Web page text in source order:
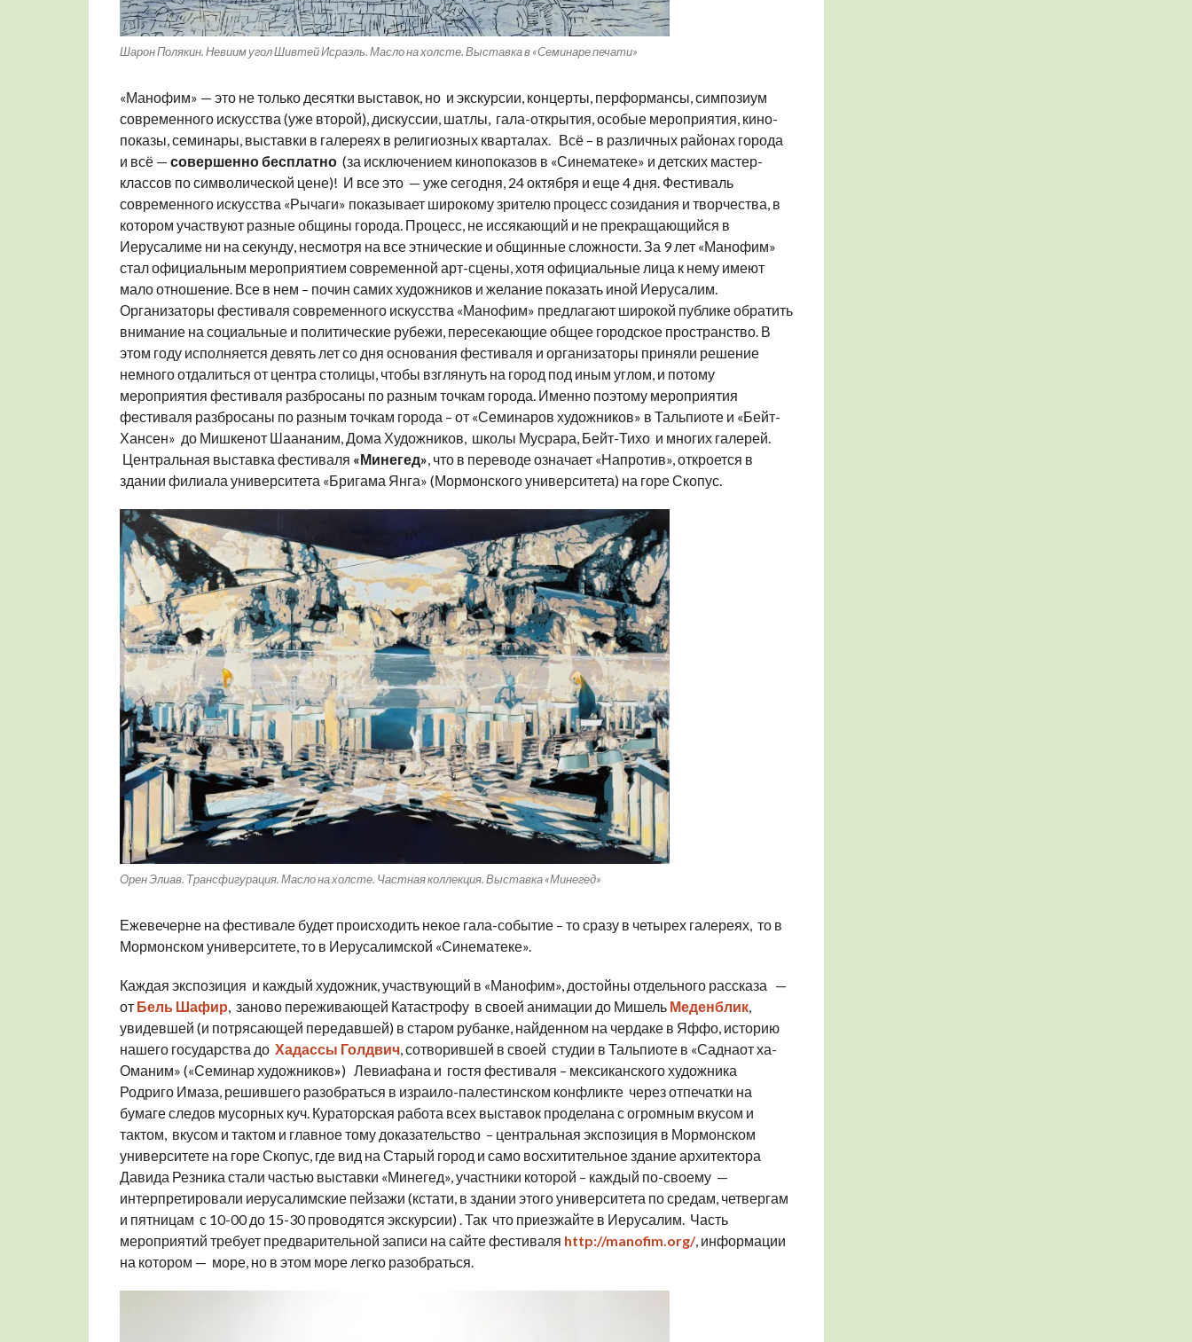
Шарон Полякин. Невиим угол Шивтей Исраэль. Масло на холсте. Выставка в «Семинаре печати»
«Манофим» — это не только десятки выставок, но и экскурсии, концерты, перформансы, симпозиум
современного искусства (уже второй), дискуссии, шатлы, гала-открытия, особые мероприятия, кино-
показы, семинары, выставки в галереях в религиозных кварталах. Всё – в различных районах города
и всё — совершенно бесплатно (за исключением кинопоказов в «Синематеке» и детских мастер-
классов по символической цене)! И все это — уже сегодня, 24 октября и еще 4 дня. Фестиваль
современного искусства «Рычаги» показывает широкому зрителю процесс созидания и творчества, в
котором участвуют разные общины города. Процесс, не иссякающий и не прекращающийся в
Иерусалиме ни на секунду, несмотря на все этнические и общинные сложности. За 9 лет «Манофим»
стал официальным мероприятием современной арт-сцены, хотя официальные лица к нему имеют
мало отношение. Все в нем – почин самих художников и желание показать иной Иерусалим.
Организаторы фестиваля современного искусства «Манофим» предлагают широкой публике обратить
внимание на социальные и политические рубежи, пересекающие общее городское пространство. В
этом году исполняется девять лет со дня основания фестиваля и организаторы приняли решение
немного отдалиться от центра столицы, чтобы взглянуть на город под иным углом, и потому
мероприятия фестиваля разбросаны по разным точкам города. Именно поэтому мероприятия
фестиваля разбросаны по разным точкам города – от «Семинаров художников» в Тальпиоте и «Бейт-
Хансен» до Мишкенот Шаананим, Дома Художников, школы Мусрара, Бейт-Тихо и многих галерей.
Центральная выставка фестиваля «Минегед», что в переводе означает «Напротив», откроется в
здании филиала университета «Бригама Янга» (Мормонского университета) на горе Скопус.
Орен Элиав. Трансфигурация. Масло на холсте. Частная коллекция. Выставка «Минегед»
Ежевечерне на фестивале будет происходить некое гала-событие – то сразу в четырех галереях, то в
Мормонском университете, то в Иерусалимской «Синематеке».
Каждая экспозиция и каждый художник, участвующий в «Манофим», достойны отдельного рассказа —
от Бель Шафир , заново переживающей Катастрофу в своей анимации до Мишель Меденблик,
увидевшей (и потрясающей передавшей) в старом рубанке, найденном на чердаке в Яффо, историю
нашего государства до Хадассы Голдвич, сотворившей в своей студии в Тальпиоте в «Саднаот ха-
Оманим» («Семинар художников») Левиафана и гостя фестиваля – мексиканского художника
Родриго Имаза, решившего разобраться в израило-палестинском конфликте через отпечатки на
бумаге следов мусорных куч. Кураторская работа всех выставок проделана с огромным вкусом и
тактом, вкусом и тактом и главное тому доказательство – центральная экспозиция в Мормонском
университете на горе Скопус, где вид на Старый город и само восхитительное здание архитектора
Давида Резника стали частью выставки «Минегед», участники которой – каждый по-своему —
интерпретировали иерусалимские пейзажи (кстати, в здании этого университета по средам, четвергам
и пятницам с 10-00 до 15-30 проводятся экскурсии) . Так что приезжайте в Иерусалим. Часть
мероприятий требует предварительной записи на сайте фестиваля http://manofim.org/, информации
на котором — море, но в этом море легко разобраться.